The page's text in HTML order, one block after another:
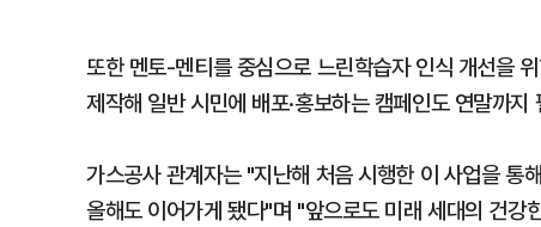
또한 멘토-멘티를 중심으로 느린학습자 인식 개선을
제작해 일반 시민에 배포·홍보하는 캠페인도 연말까지
가스공사 관계자는 "지난해 처음 시행한 이 사업을 통
올해도 이어가게 됐다"며 "앞으로도 미래 세대의 건